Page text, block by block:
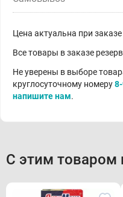
Цена актуальна при заказе
Все товары в заказе
Не уверены в выборе
круглосуточному номеру
напишите нам.
С этим товаром